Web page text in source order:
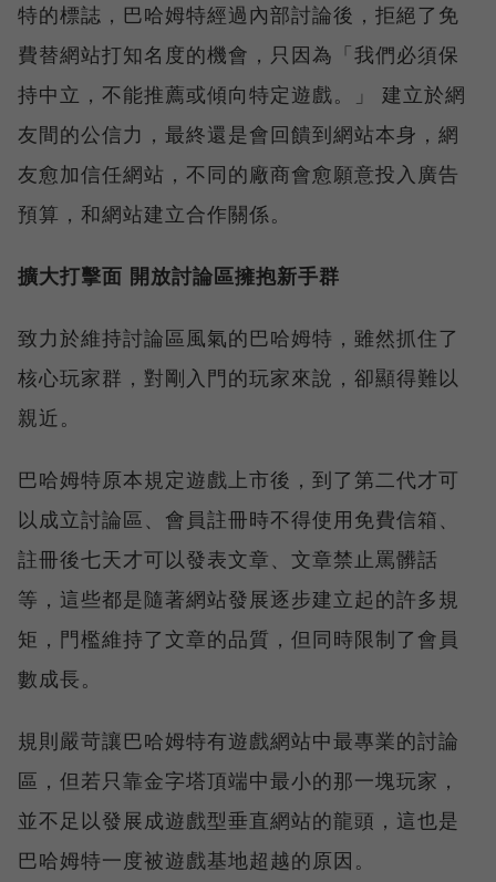
特的標誌，巴哈姆特經過內部討論後，拒絕了免
費替網站打知名度的機會，只因為「我們必須保
持中立，不能推薦或傾向特定遊戲。」 建立於網
友間的公信力，最終還是會回饋到網站本身，網
友愈加信任網站，不同的廠商會愈願意投入廣告
預算，和網站建立合作關係。
擴大打擊面 開放討論區擁抱新手群
致力於維持討論區風氣的巴哈姆特，雖然抓住了
核心玩家群，對剛入門的玩家來說，卻顯得難以
親近。
巴哈姆特原本規定遊戲上市後，到了第二代才可
以成立討論區、會員註冊時不得使用免費信箱、
註冊後七天才可以發表文章、文章禁止罵髒話
等，這些都是隨著網站發展逐步建立起的許多規
矩，門檻維持了文章的品質，但同時限制了會員
數成長。
規則嚴苛讓巴哈姆特有遊戲網站中最專業的討論
區，但若只靠金字塔頂端中最小的那一塊玩家，
並不足以發展成遊戲型垂直網站的龍頭，這也是
巴哈姆特一度被遊戲基地超越的原因。